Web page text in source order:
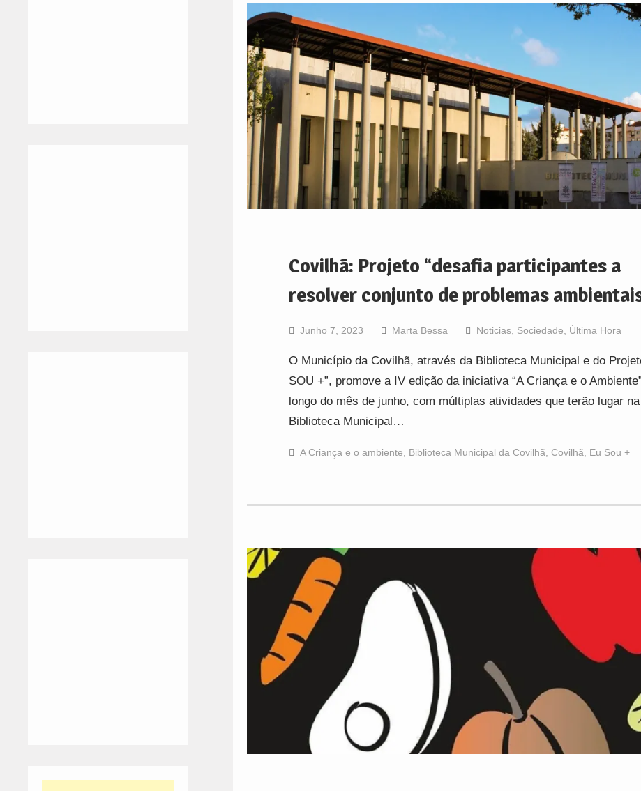
Covilhã: Projeto “desafia participantes a
resolver conjunto de problemas
Junho 7, 2023 Marta Bessa Noticias, Sociedade, Última Hora
O Município da Covilhã, através da Biblioteca Municipal e do
SOU +”, promove a IV edição da iniciativa “A Criança e o
longo do mês de junho, com múltiplas atividades que terão lugar na
Biblioteca Municipal…
A Criança e o ambiente, Biblioteca Municipal da Covilhã, Covilhã, Eu Sou +